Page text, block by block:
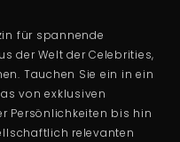
für spannende
der Welt der Celebrities,
Tauchen Sie ein in ein
von exklusiven
Persönlichkeiten bis hin
relevanten